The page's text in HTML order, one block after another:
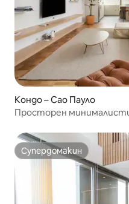
Кондо – Сао Пауло
Просторен
Супердомакин
Супердомакин